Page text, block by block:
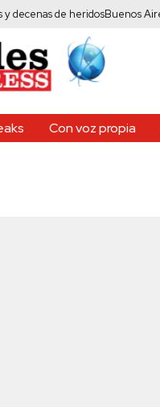
de heridosBuenos Aires
Con voz propia